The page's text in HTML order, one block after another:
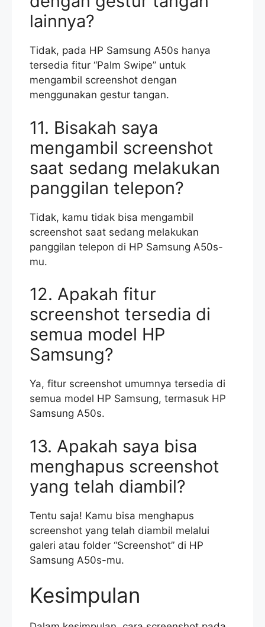
lainnya?
Tidak, pada HP Samsung A50s hanya
tersedia fitur “Palm Swipe” untuk
mengambil screenshot dengan
menggunakan gestur tangan.
11. Bisakah saya
mengambil screenshot
saat sedang melakukan
panggilan telepon?
Tidak, kamu tidak bisa mengambil
screenshot saat sedang melakukan
panggilan telepon di HP Samsung A50s-
mu.
12. Apakah fitur
screenshot tersedia di
semua model HP
Samsung?
Ya, fitur screenshot umumnya tersedia di
semua model HP Samsung, termasuk HP
Samsung A50s.
13. Apakah saya bisa
menghapus screenshot
yang telah diambil?
Tentu saja! Kamu bisa menghapus
screenshot yang telah diambil melalui
galeri atau folder “Screenshot” di HP
Samsung A50s-mu.
Kesimpulan